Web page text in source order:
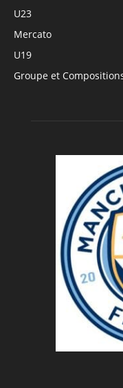
U23
Mercato
U19
Groupe et